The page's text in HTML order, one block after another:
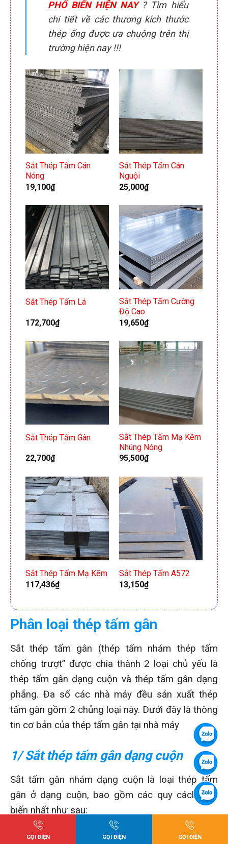
PHỔ BIẾN HIỆN NAY? Tìm hiểu
chi tiết về các thương kích thước
thép ống được ưa chuộng trên thị
trường hiện nay !!!
Sắt Thép Tấm Cán
Nóng
19,100₫
Sắt Thép Tấm Cán
Nguội
25,000₫
Sắt Thép Tấm Lá
172,700₫
Sắt Thép Tấm Cường
Độ Cao
19,650₫
Sắt Thép Tấm Gân
22,700₫
Sắt Thép Tấm Mạ Kẽm
Nhúng Nóng
95,500₫
Sắt Thép Tấm Mạ Kẽm
117,436₫
Sắt Thép Tấm A572
13,150₫
Phân loại thép tấm gân
Sắt thép tấm gân (thép tấm nhám thép tấm
chống trượt” được chia thành 2 loại chủ yếu là
thép tấm gân dạng cuộn và thép tấm gân dạng
phẳng. Đa số các nhà máy đều sản xuất thép
tấm gân gồm 2 chủng loại này. Dưới đây là thông
tin cơ bản của thép tấm gân tại nhà máy
1/ Sắt thép tấm gân dạng cuộn
Sắt tấm gân nhám dạng cuộn là loại thép tấm
gân ở dạng cuộn, bao gồm các quy cách phổ
biến nhất như sau:
Mác thép sắt thép tấm gân cuộn: SS400, A36.
GỌI ĐIỆN GỌI ĐIỆN GỌI ĐIỆN